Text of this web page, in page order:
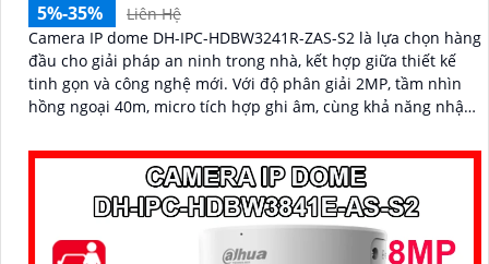
5%-35%
Liên Hệ
Camera IP dome DH-IPC-HDBW3241R-ZAS-S2 là lựa chọn hàng
đầu cho giải pháp an ninh trong nhà, kết hợp giữa thiết kế
tinh gọn và công nghệ mới. Với độ phân giải 2MP, tầm nhìn
hồng ngoại 40m, micro tích hợp ghi âm, cùng khả năng nhận
chính xác, giảm thiểu cảnh báo sai, hỗ trợ khe thẻ nhớ lên
đến 256GB và cấp nguồn PoE